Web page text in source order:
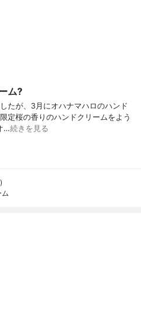
ム?
たが、3月にオハナマハロのハンド
定桜の香りのハンドクリームをよう
…続きを見る